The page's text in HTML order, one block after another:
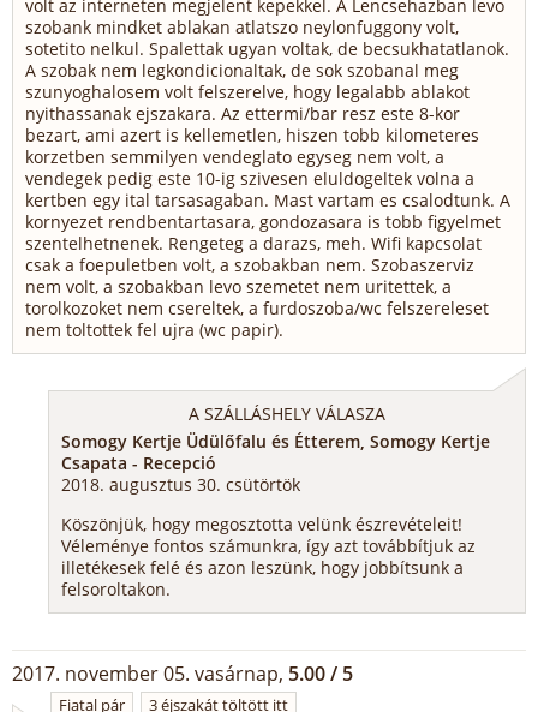
volt az interneten megjelent kepekkel. A Lencsehazban levo
szobank mindket ablakan atlatszo neylonfuggony volt,
sotetito nelkul. Spalettak ugyan voltak, de becsukhatatlanok.
A szobak nem legkondicionaltak, de sok szobanal meg
szunyoghalosem volt felszerelve, hogy legalabb ablakot
nyithassanak ejszakara. Az ettermi/bar resz este 8-kor
bezart, ami azert is kellemetlen, hiszen tobb kilometeres
korzetben semmilyen vendeglato egyseg nem volt, a
vendegek pedig este 10-ig szivesen eluldogeltek volna a
kertben egy ital tarsasagaban. Mast vartam es csalodtunk. A
kornyezet rendbentartasara, gondozasara is tobb figyelmet
szentelhetnenek. Rengeteg a darazs, meh. Wifi kapcsolat
csak a foepuletben volt, a szobakban nem. Szobaszerviz
nem volt, a szobakban levo szemetet nem uritettek, a
torolkozoket nem csereltek, a furdoszoba/wc felszereleset
nem toltottek fel ujra (wc papir).
A SZÁLLÁSHELY VÁLASZA
Somogy Kertje Üdülőfalu és Étterem, Somogy Kertje
Csapata - Recepció
2018. augusztus 30. csütörtök
Köszönjük, hogy megosztotta velünk észrevételeit!
Véleménye fontos számunkra, így azt továbbítjuk az
illetékesek felé és azon leszünk, hogy jobbítsunk a
felsoroltakon.
2017. november 05. vasárnap, 5.00 / 5
Fiatal pár 3 éjszakát töltött itt